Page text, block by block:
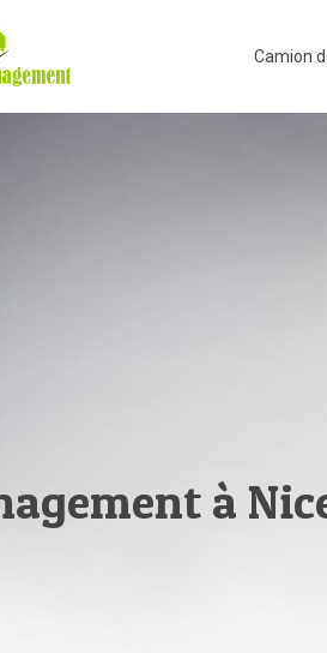
Camion
à